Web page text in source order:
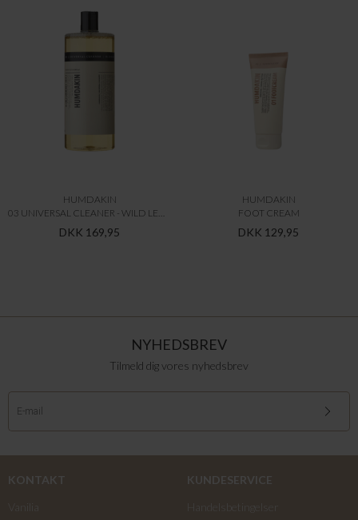
HUMDAKIN
03 UNIVERSAL CLEANER - WILD LEMONGRASS & NETTLE
DKK 169,95
HUMDAKIN
FOOT CREAM
DKK 129,95
NYHEDSBREV
Tilmeld dig vores nyhedsbrev
KONTAKT
KUNDESERVICE